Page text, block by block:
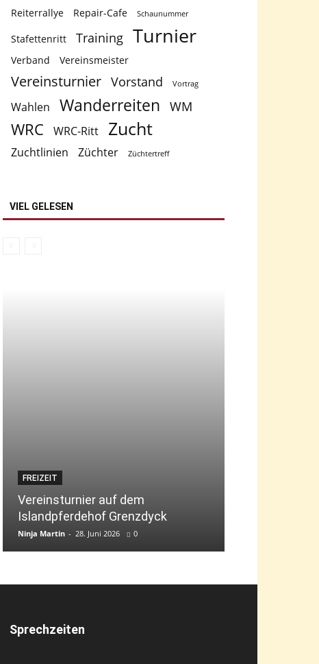
Reiterrallye Repair-Cafe Schaunummer
Stafettenritt Training Turnier
Verband Vereinsmeister
Vereinsturnier Vorstand Vortrag
Wahlen Wanderreiten WM
WRC WRC-Ritt Zucht
Zuchtlinien Züchter Züchtertreff
VIEL GELESEN
FREIZEIT
Vereinsturnier auf dem
Islandpferdehof Grenzdyck
Ninja Martin - 28. Juni 2026 0
Sprechzeiten